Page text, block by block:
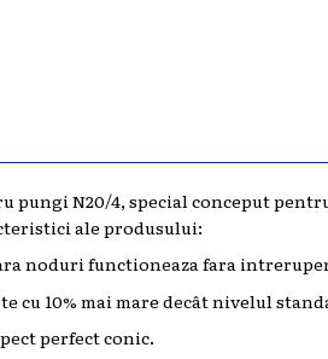
pungi N20/4, special conceput
ale produsului:
noduri functioneaza fara
cu 10% mai mare decât nivelul
perfect conic.